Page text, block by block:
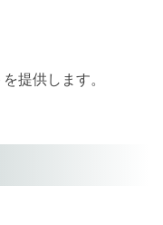
提供します。